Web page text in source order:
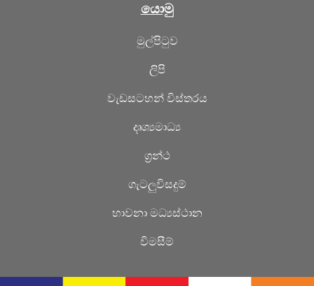
යොමු
මුල්පිටුව
ලිපි
වැඩසටහන් විස්තරය
දෘශ්‍යමාධ්‍ය
ග්‍රන්ථ
ගැටලුවිසදුම්
හාවනා මධ්‍යස්ථාන
විමසීම්